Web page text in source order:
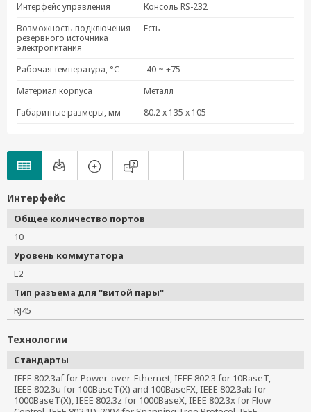
Интерфейс управления
Консоль RS-232
Возможность подключения
резервного источника
электропитания
Есть
Рабочая температура, °C
-40 ~ +75
Материал корпуса
Металл
Габаритные размеры, мм
80.2 x 135 x 105
Интерфейс
Общее количество портов
10
Уровень коммутатора
L2
Тип разъема для "витой пары"
RJ45
Технологии
Стандарты
IEEE 802.3af for Power-over-Ethernet, IEEE 802.3 for 10BaseT,
IEEE 802.3u for 100BaseT(X) and 100BaseFX, IEEE 802.3ab for
1000BaseT(X), IEEE 802.3z for 1000BaseX, IEEE 802.3x for Flow